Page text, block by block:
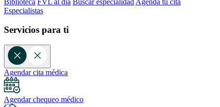
Biblioteca FVL al día Buscar especialidad Agenda tu cita
Especialistas
Servicios para ti
Agendar cita médica
Agendar chequeo médico